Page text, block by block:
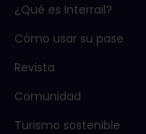
¿Qué es Interrail?
Cómo usar su pase
Revista
Comunidad
Turismo sostenible